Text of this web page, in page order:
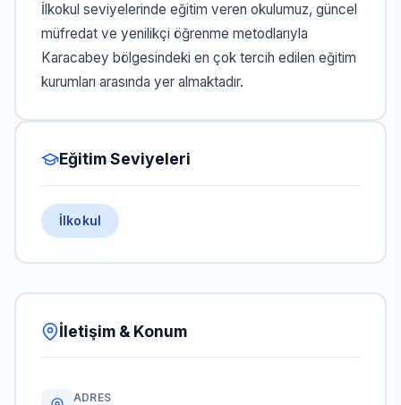
İlkokul seviyelerinde eğitim veren okulumuz, güncel
müfredat ve yenilikçi öğrenme metodlarıyla
Karacabey bölgesindeki en çok tercih edilen eğitim
kurumları arasında yer almaktadır.
Eğitim Seviyeleri
İlkokul
İletişim & Konum
ADRES